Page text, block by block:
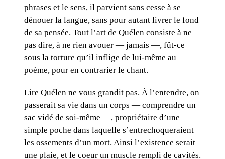
phrases et le sens, il parvient sans cesse à se
dénouer la langue, sans pour autant livrer le fond
de sa pensée. Tout l’art de Quélen consiste à ne
pas dire, à ne rien avouer — jamais —, fût-ce
sous la torture qu’il inflige de lui-même au
poème, pour en contrarier le chant.
Lire Quélen ne vous grandit pas. À l’entendre, on
passerait sa vie dans un corps — comprendre un
sac vidé de soi-même —, propriétaire d’une
simple poche dans laquelle s’entrechoqueraient
les ossements d’un mort. Ainsi l’existence serait
une plaie, et le coeur un muscle rempli de cavités.